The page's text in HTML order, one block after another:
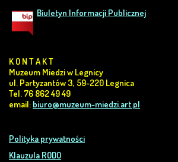
Biuletyn Informacji Publicznej
K O N T A K T
Muzeum Miedzi w Legnicy
ul. Partyzantów 3, 59-220 Legnica
Tel. 76 862 49 49
email: biuro@muzeum-miedzi.art.pl
Polityka prywatności
Klauzula RODO